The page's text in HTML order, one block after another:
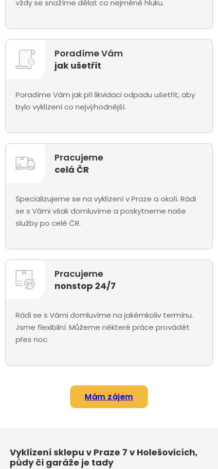
vždy se snažíme dělat co nejméně hluku.
Poradíme Vám
jak ušetřit
Poradíme Vám jak při likvidaci odpadu ušetřit, aby
bylo vyklízení co nejvýhodnější.
Pracujeme
celá ČR
Specializujeme se na vyklízení v Praze a okolí. Rádi
se s Vámi však domluvíme a poskytneme naše
služby po celé ČR.
Pracujeme
nonstop 24/7
Rádi se s Vámi domluvíme na jakémkoliv termínu.
Jsme flexibilní. Můžeme některé práce provádět
přes noc.
Mám zájem
Vyklízení sklepu v Praze 7 v Holešovicích,
půdy či garáže je tady